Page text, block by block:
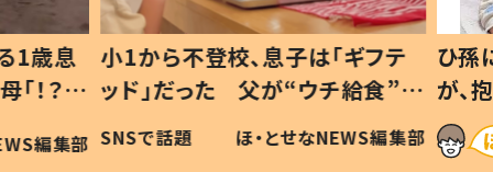
歳息
？」
編集部
小1から不登校、息子は「ギフテ
ッド」だった 父が“ウチ給食”を
作り続ける理由とは #令和の親
#令和の子
SNSで話題 ほ・とせなNEWS編集部
ひ孫
が、抱
「涙
い」